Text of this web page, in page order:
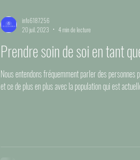
Prendre soin de soi en tant
Nous entendons fréquemment parler des personnes
et ce de plus en plus avec la population qui est
info6187256
20 juil. 2023
4 min de lecture